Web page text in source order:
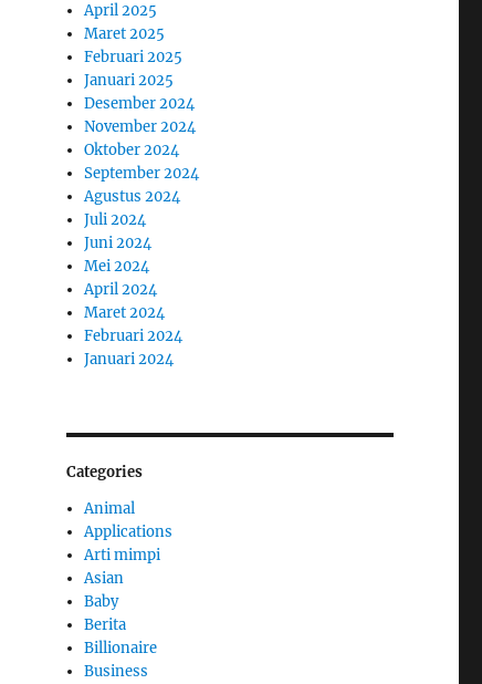
April 2025
Maret 2025
Februari 2025
Januari 2025
Desember 2024
November 2024
Oktober 2024
September 2024
Agustus 2024
Juli 2024
Juni 2024
Mei 2024
April 2024
Maret 2024
Februari 2024
Januari 2024
Categories
Animal
Applications
Arti mimpi
Asian
Baby
Berita
Billionaire
Business